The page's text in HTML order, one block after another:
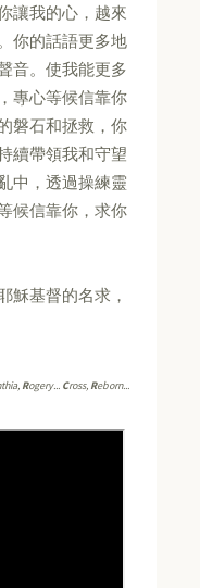
讓我的心，越來
你的話語更多地
音。使我能更多
專心等候信靠你
磐石和拯救，你
續帶領我和守望
中，透過操練靈
候信靠你，求你
穌基督的名求，
Rogery... Cross, Reborn...